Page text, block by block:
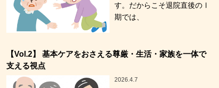
す。だからこそ退院直後のⅠ
期では、
【Vol.2】 基本ケアをおさえる尊厳・生活・家族を一体で
支える視点
2026.4.7